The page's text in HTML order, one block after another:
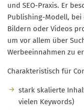
und SEO-Praxis. Er
Publishing-Modell, bei
Bildern oder Videos
um vor allem über
Werbeeinnahmen zu
Charakteristisch für
stark skalierte
vielen Keywords)